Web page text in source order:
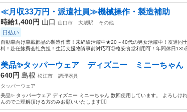
≪月収33万円・派遣社員≫機械操作・製造補助
時給1,400円 山口 山口市 大歳駅 その他
日払い
自動車向け車載部品の製造作業！未経験活躍中★20～40代の男女活躍中！友達同
料！赴任旅費会社負担！生活支援物資事前対応可◎格安食堂利用可！年間休日135
美品✨タッパーウェア ディズニー ミニーちゃん
640円 島根 松江市
調理器具
タッパーウェア
美品✨ タッパーウェア ディズニー ミニーちゃん 数回使用しています。 よろしけ
んのでご理解頂ける方のみお願いいたします🙇‍♀️